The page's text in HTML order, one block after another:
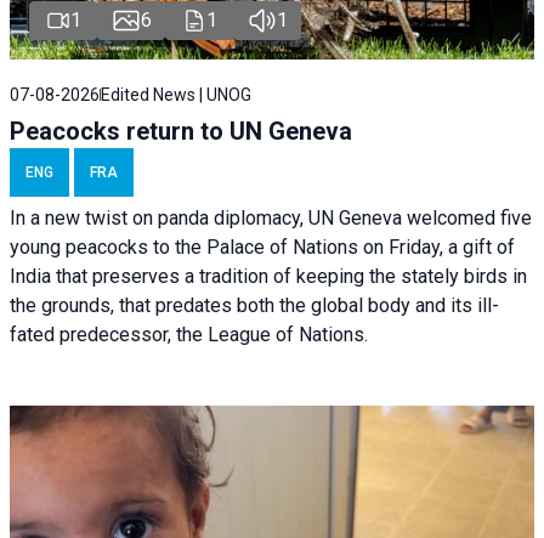
1 6 1 1
07-08-2026 Edited News | UNOG
Peacocks return to UN Geneva
ENG FRA
In a new twist on panda diplomacy, UN Geneva welcomed five
young peacocks to the Palace of Nations on Friday, a gift of
India that preserves a tradition of keeping the stately birds in
the grounds, that predates both the global body and its ill-
fated predecessor, the League of Nations.